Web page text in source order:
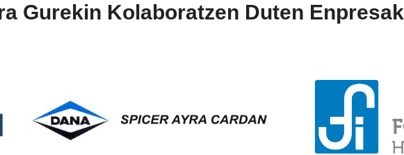
Gurekin Kolaboratzen Duten Enpresak